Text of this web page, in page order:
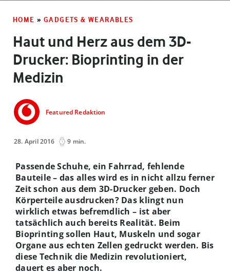
HOME » GADGETS & WEARABLES
Haut und Herz aus dem 3D-
Drucker: Bioprinting in der
Medizin
Featured Redaktion
28. April 2016 9 min.
Passende Schuhe, ein Fahrrad, fehlende
Bauteile – das alles wird es in nicht allzu ferner
Zeit schon aus dem 3D-Drucker geben. Doch
Körperteile ausdrucken? Das klingt nun
wirklich etwas befremdlich – ist aber
tatsächlich auch bereits Realität. Beim
Bioprinting sollen Haut, Muskeln und sogar
Organe aus echten Zellen gedruckt werden. Bis
diese Technik die Medizin revolutioniert,
dauert es aber noch.